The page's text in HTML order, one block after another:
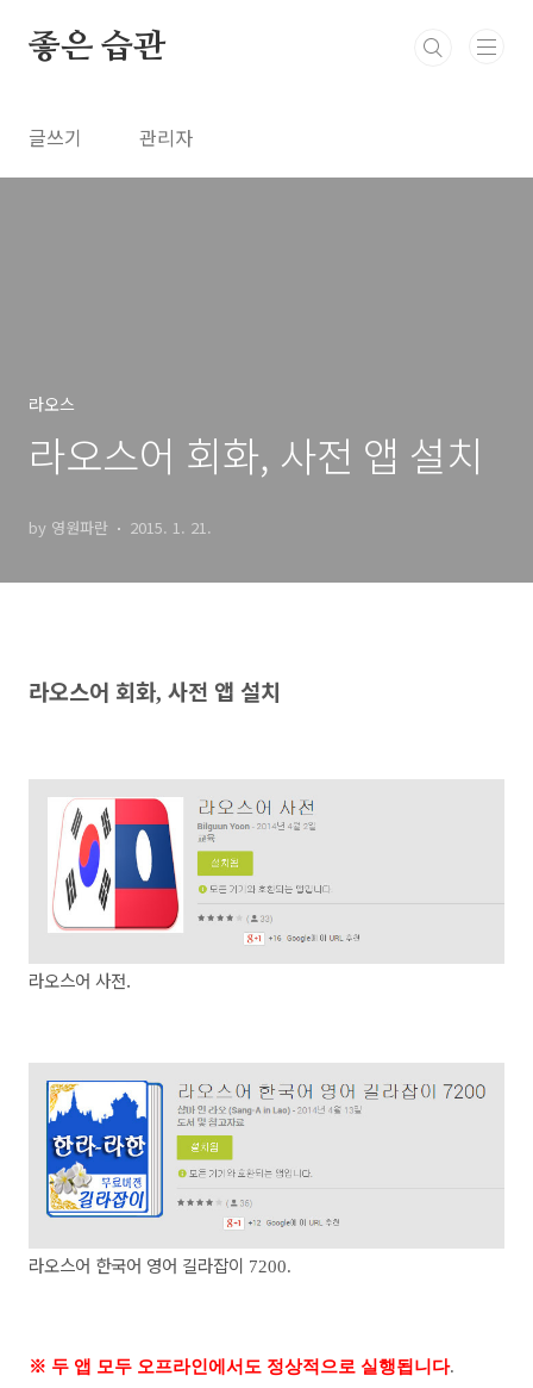
좋은 습관
글쓰기 관리자
라오스
라오스어 회화, 사전 앱 설치
by 영원파란 2015. 1. 21.
라오스어 회화, 사전 앱 설치
라오스어 사전.
라오스어 한국어 영어 길라잡이 7200.
※ 두 앱 모두 오프라인에서도 정상적으로 실행됩니다.